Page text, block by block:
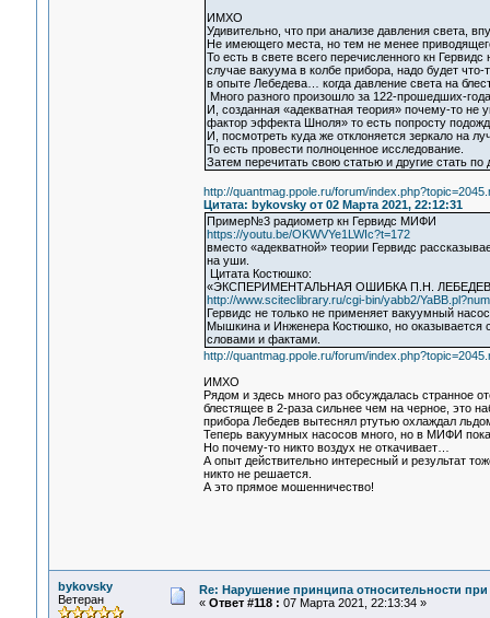
ИМХО
Удивительно, что при анализе давления света,
Не имеющего места, но тем не менее
То есть в свете всего перечисленного кн
случае вакуума в колбе прибора, надо будет что-
в опыте Лебедева… когда давление света на
Много разного произошло за 122-прошедших-
И, созданная «адекватная теория» почему-то
фактор эффекта Шноля» то есть попросту
И, посмотреть куда же отклоняется зеркало на
То есть провести полноценное исследование.
Затем перечитать свою статью и другие стать по
http://quantmag.ppole.ru/forum/
Цитата: bykovsky от 02 Марта 2021, 22:12:31
Пример№3 радиометр кн Гервидс МИФИ
https://youtu.be/OKWVYe1LWIc?t=172
вместо «адекватной» теории Гервидс
на уши.
Цитата Костюшко:
«ЭКСПЕРИМЕНТАЛЬНАЯ ОШИБКА П.Н.
http://www.sciteclibrary.ru/cgi-bin/yabb2/
Гервидс не только не применяет вакуумный
Мышкина и Инженера Костюшко, но оказывается
словами и фактами.
http://quantmag.ppole.ru/forum/
ИМХО
Рядом и здесь много раз обсуждалась странное
блестящее в 2-раза сильнее чем на черное, это
прибора Лебедев вытеснял ртутью охлаждал
Теперь вакуумных насосов много, но в МИФИ
Но почему-то никто воздух не откачивает…
А опыт действительно интересный и результат
никто не решается.
А это прямое мошенничество!
bykovsky
Ветеран
Re: Нарушение принципа относительности
« Ответ #118 : 07 Марта 2021, 22:13:34 »